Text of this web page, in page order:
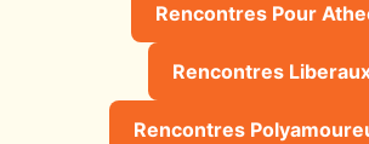
Rencontres Pour
Rencontres
Rencontres